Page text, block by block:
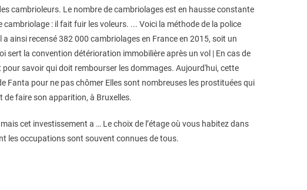
cambrioleurs. Le nombre de cambriolages est en hausse constante
: il fait fuir les voleurs. ... Voici la méthode de la police
ainsi recensé 382 000 cambriolages en France en 2015, soit un
sert la convention détérioration immobilière après un vol | En cas de
savoir qui doit rembourser les dommages. Aujourd'hui, cette
Fanta pour ne pas chômer Elles sont nombreuses les prostituées qui
de faire son apparition, à Bruxelles.
cet investissement a … Le choix de l’étage où vous habitez dans
les occupations sont souvent connues de tous.